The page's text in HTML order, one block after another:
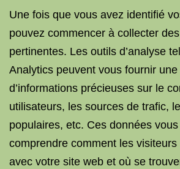
Une fois que vous avez identifié
pouvez commencer à collecter
pertinentes. Les outils d’analyse
Analytics peuvent vous fournir
d’informations précieuses sur le
utilisateurs, les sources de trafic,
populaires, etc. Ces données
comprendre comment les
avec votre site web et où se